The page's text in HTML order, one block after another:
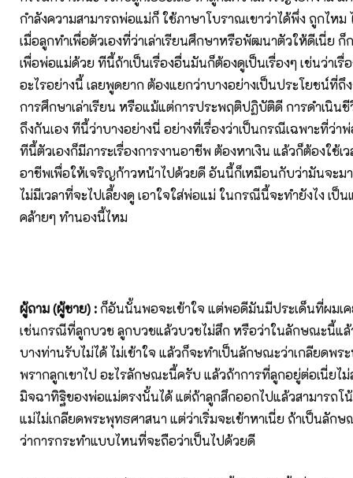
กำลังความสามารถพ่อแม่ก็ ใช้ภาษาโบราณเขาว่าได้พึ่ง ถูกไหม
เมื่อลูกทำเพื่อตัวเองที่ว่าเล่าเรียนศึกษาหรือพัฒนาตัวให้ดีเนี่ย ก็
เพื่อพ่อแม่ด้วย ทีนี้ถ้าเป็นเรื่องอื่นมันก็ต้องดูเป็นเรื่องๆ เช่นว่าเรื่
อะไรอย่างนี้ เลยพูดยาก ต้องแยกว่าบางอย่างเป็นประโยชน์ที่ถึง
การศึกษาเล่าเรียน หรือแม้แต่การประพฤติปฏิบัติดี การดำเนินชี
ถึงกันเอง ทีนี้ว่าบางอย่างนี่ อย่างที่เรื่องว่าเป็นกรณีเฉพาะที่ว่า
ทีนี้ตัวเองก็มีภาระเรื่องการงานอาชีพ ต้องหาเงิน แล้วก็ต้องใช้เว
อาชีพเพื่อให้เจริญก้าวหน้าไปด้วยดี อันนี้ก็เหมือนกับว่ามันจะม
ไม่มีเวลาที่จะไปเลี้ยงดู เอาใจใส่พ่อแม่ ในกรณีนี้จะทำยังไง เป็
คล้ายๆ ทำนองนี้ไหม
ผู้ถาม (ผู้ชาย) :ก็อันนั้นพอจะเข้าใจ แต่พอดีมันมีประเด็นที่ผมเค
เช่นกรณีที่ลูกบวช ลูกบวชแล้วบวชไม่สึก หรือว่าในลักษณะนี้แ
บางท่านรับไม่ได้ ไม่เข้าใจ แล้วก็จะทำเป็นลักษณะว่าเกลียดพร
พรากลูกเขาไป อะไรลักษณะนี้ครับ แล้วถ้าการที่ลูกอยู่ต่อเนี่ยไม่
มิจฉาทิฐิของพ่อแม่ตรงนั้นได้ แต่ถ้าลูกสึกออกไปแล้วสามารถโ
แม่ไม่เกลียดพระพุทธศาสนา แต่ว่าเริ่มจะเข้าหาเนี่ย ถ้าเป็นลัก
ว่าการกระทำแบบไหนที่จะถือว่าเป็นไปด้วยดี